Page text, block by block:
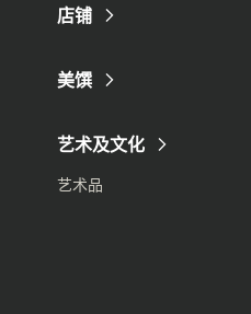
店铺
美馔
艺术及文化
艺术品